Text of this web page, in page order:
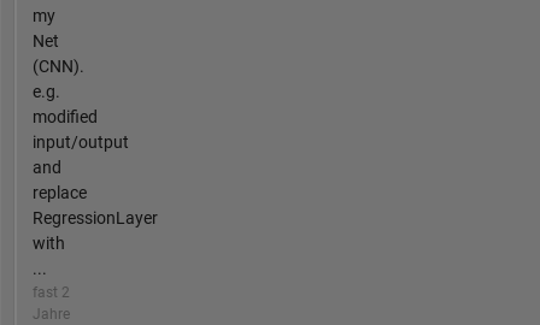
my
Net
(CNN).
e.g.
modified
input/output
and
replace
RegressionLayer
with
...
fast 2
Jahre